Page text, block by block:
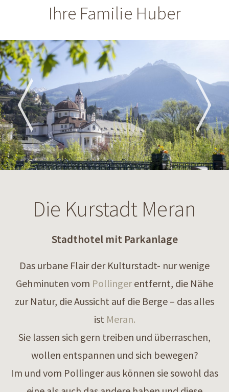
Ihre Familie Huber
Die Kurstadt Meran
Stadthotel mit Parkanlage
Das urbane Flair der Kulturstadt- nur wenige
Gehminuten vom Pollingerentfernt, die Nähe
zur Natur, die Aussicht auf die Berge – das alles
ist Meran.
Sie lassen sich gern treiben und überraschen,
wollen entspannen und sich bewegen?
Im und vom Pollinger aus können sie sowohl das